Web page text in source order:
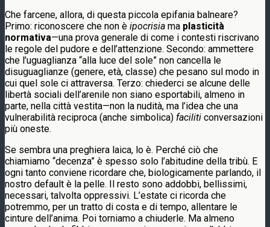
Che farcene, allora, di questa piccola epifania balneare?
Primo: riconoscere che non è ipocrisia ma plasticità
normativa—una prova generale di come i contesti riscrivano
le regole del pudore e dell’attenzione. Secondo: ammettere
che l’uguaglianza “alla luce del sole” non cancella le
disuguaglianze (genere, età, classe) che pesano sul modo in
cui quel sole ci attraversa. Terzo: chiederci se alcune delle
libertà sociali dell’arenile non siano esportabili, almeno in
parte, nella città vestita—non la nudità, ma l’idea che una
vulnerabilità reciproca (anche simbolica) faciliti conversazioni
più oneste.
Se sembra una preghiera laica, lo è. Perché ciò che
chiamiamo “decenza” è spesso solo l’abitudine della tribù. E
ogni tanto conviene ricordare che, biologicamente parlando, il
nostro default è la pelle. Il resto sono addobbi, bellissimi,
necessari, talvolta oppressivi. L’estate ci ricorda che
potremmo, per un tratto di costa e di tempo, allentare le
cinture dell’anima. Poi torniamo a chiuderle. Ma almeno